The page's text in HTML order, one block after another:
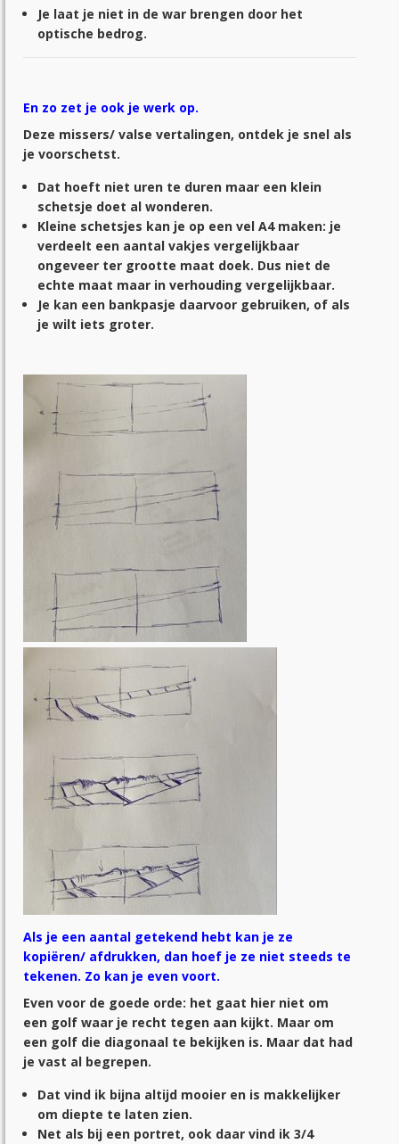
Je laat je niet in de war brengen door het
optische bedrog.
En zo zet je ook je werk op.
Deze missers/ valse vertalingen, ontdek je snel als
je voorschetst.
Dat hoeft niet uren te duren maar een klein
schetsje doet al wonderen.
Kleine schetsjes kan je op een vel A4 maken: je
verdeelt een aantal vakjes vergelijkbaar
ongeveer ter grootte maat doek. Dus niet de
echte maat maar in verhouding vergelijkbaar.
Je kan een bankpasje daarvoor gebruiken, of als
je wilt iets groter.
Als je een aantal getekend hebt kan je ze
kopiëren/ afdrukken, dan hoef je ze niet steeds te
tekenen. Zo kan je even voort.
Even voor de goede orde: het gaat hier niet om
een golf waar je recht tegen aan kijkt. Maar om
een golf die diagonaal te bekijken is. Maar dat had
je vast al begrepen.
Dat vind ik bijna altijd mooier en is makkelijker
om diepte te laten zien.
Net als bij een portret, ook daar vind ik 3/4